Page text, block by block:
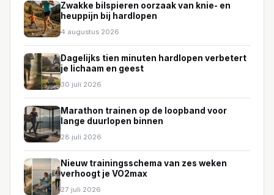
Zwakke bilspieren oorzaak van knie- en
heuppijn bij hardlopen
4 augustus 2026
Dagelijks tien minuten hardlopen verbetert
je lichaam en geest
30 juli 2026
Marathon trainen op de loopband voor
lange duurlopen binnen
28 juli 2026
Nieuw trainingsschema van zes weken
verhoogt je VO2max
27 juli 2026